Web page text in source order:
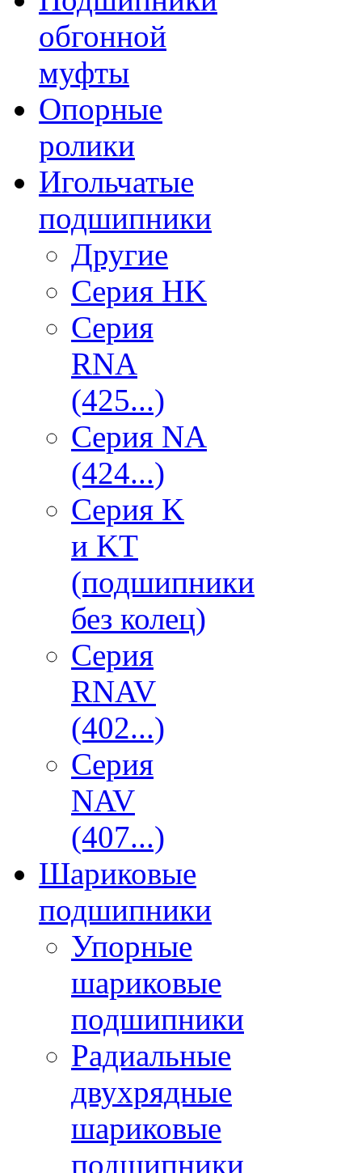
обгонной
муфты
Опорные
ролики
Игольчатые
подшипники
Другие
Серия HK
Серия
RNA
(425...)
Серия NA
(424...)
Серия K
и KT
(подшипники
без колец)
Серия
RNAV
(402...)
Серия
NAV
(407...)
Шариковые
подшипники
Упорные
шариковые
подшипники
Радиальные
двухрядные
шариковые
подшипники